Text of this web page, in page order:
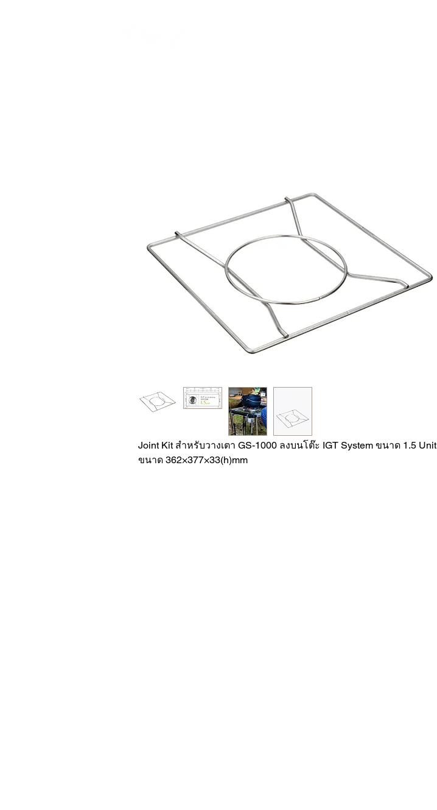
Joint Kit สำหรับวางเตา GS-1000 ลงบนโต๊ะ IGT System ขนาด 1.5 Unit
ขนาด 362×377×33(h)mm